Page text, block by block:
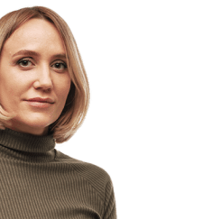
он жениться на
короткое, кормить
домой, а Цапля
замуж». Но теперь
какой
целью?
повтор.
смешно наблюдать за